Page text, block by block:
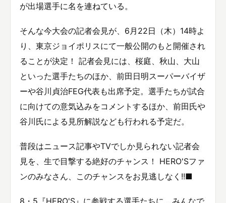
が出場選手に名を連ねている。
そんな今大会の記者会見が、6月22日（木）14時よ
り、東京ジョイポリスにて一般公開のもと開催され
ることが決定！ 記者会見には、桜庭、秋山、大山
といった選手たちのほか、前田日明スーパーバイザ
ーや谷川貞治FEG代表も出席予定。選手たちが試合
に向けての意気込みをコメントするほか、前田氏や
谷川氏による見所解説なども行われる予定だ。
普段はニュース記事やTVでしか見られない記者会
見を、生で目撃する絶好のチャンス！ HERO'Sファ
ンのみなさん、このチャンスをお見逃しなく!!■